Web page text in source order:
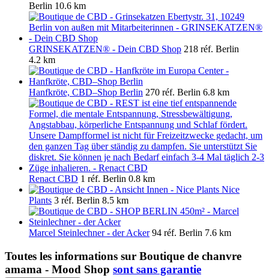
Berlin 10.6 km
GRINSEKATZEN® - Dein CBD Shop 218 réf. Berlin
4.2 km
Hanfkröte, CBD–Shop Berlin 270 réf. Berlin 6.8 km
Renact CBD 1 réf. Berlin 0.8 km
Nice
Plants 3 réf. Berlin 8.5 km
Marcel Steinlechner - der Acker 94 réf. Berlin 7.6 km
Toutes les informations sur Boutique de chanvre
amama - Mood Shop sont sans garantie